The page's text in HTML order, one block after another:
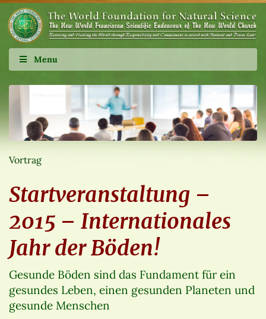
Menu
Vortrag
Startveranstaltung –
2015 – Internationales
Jahr der Böden!
Gesunde Böden sind das Fundament für ein
gesundes Leben, einen gesunden Planeten und
gesunde Menschen